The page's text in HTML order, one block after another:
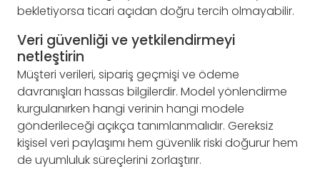
bekletiyorsa ticari açıdan doğru tercih olmayabilir.
Veri güvenliği ve yetkilendirmeyi
netleştirin
Müşteri verileri, sipariş geçmişi ve ödeme
davranışları hassas bilgilerdir. Model yönlendirme
kurgulanırken hangi verinin hangi modele
gönderileceği açıkça tanımlanmalıdır. Gereksiz
kişisel veri paylaşımı hem güvenlik riski doğurur hem
de uyumluluk süreçlerini zorlaştırır.